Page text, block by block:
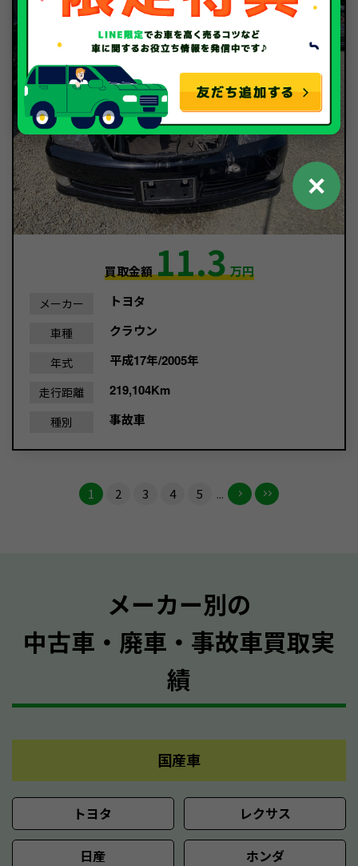
買取金額11.3万円
メーカー トヨタ
車種 クラウン
年式 平成17年/2005年
走行距離 219,104Km
種別 事故車
1 2 3 4 5 ...
メーカー別の
中古車・廃車・事故車買取実
績
国産車
トヨタ レクサス
日産 ホンダ
✕